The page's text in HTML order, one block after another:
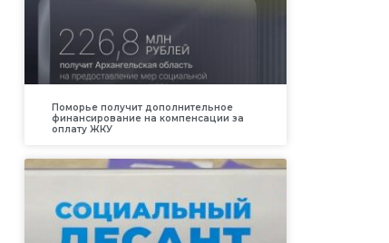
Поморье получит дополнительное
финансирование на компенсации за
оплату ЖКУ